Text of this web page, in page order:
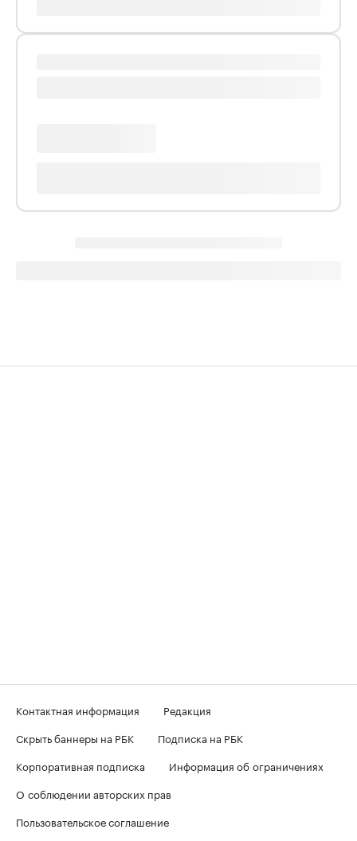
Контактная информация
Редакция
Скрыть баннеры на РБК
Подписка на РБК
Корпоративная подписка
Информация об ограничениях
О соблюдении авторских прав
Пользовательское соглашение